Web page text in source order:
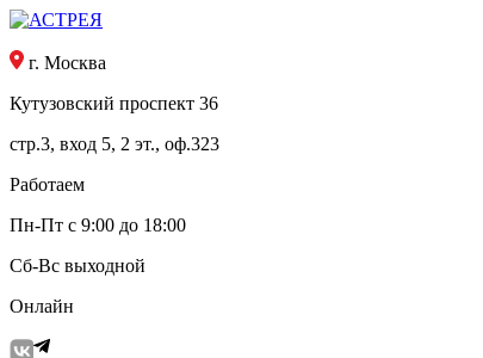
г. Москва
Кутузовский проспект 36
стр.3, вход 5, 2 эт., оф.323
Работаем
Пн-Пт с 9:00 до 18:00
Сб-Вс выходной
Онлайн